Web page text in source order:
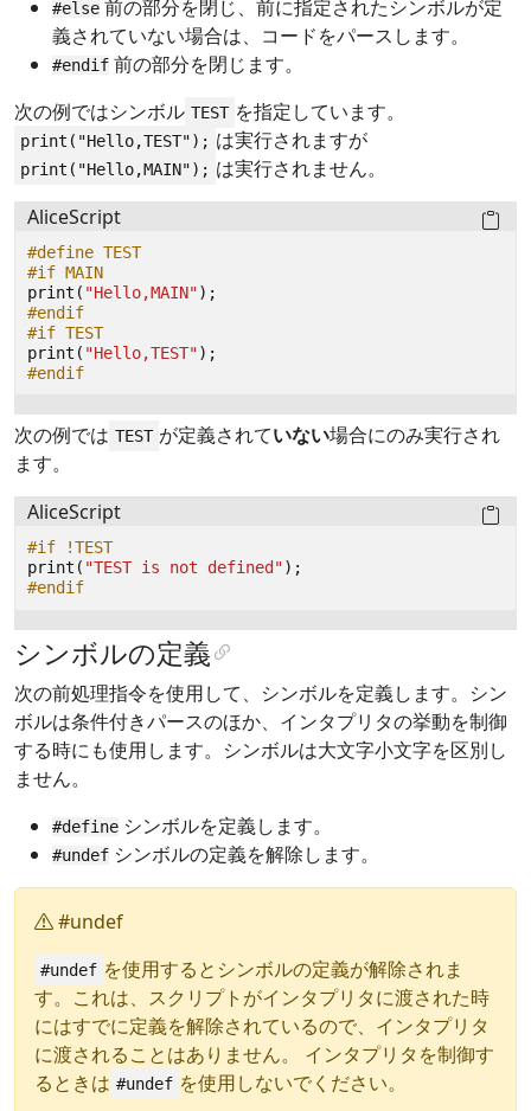
#else 前の部分を閉じ、前に指定されたシンボルが定
義されていない場合は、コードをパースします。
#endif 前の部分を閉じます。
次の例ではシンボル TEST を指定しています。
print("Hello,TEST"); は実行されますが
print("Hello,MAIN"); は実行されません。
AliceScript
#define TEST
#if MAIN
print ( "Hello,MAIN");
#endif
#if TEST
print ( "Hello,TEST");
#endif
次の例では TEST が定義されていない場合にのみ実行され
ます。
AliceScript
#if !TEST
print ( "TEST is not defined");
#endif
シンボルの定義
次の前処理指令を使用して、シンボルを定義します。シン
ボルは条件付きパースのほか、インタプリタの挙動を制御
する時にも使用します。シンボルは大文字小文字を区別し
ません。
#define シンボルを定義します。
#undef シンボルの定義を解除します。
#undef
#undef を使用するとシンボルの定義が解除されま
す。これは、スクリプトがインタプリタに渡された時
にはすでに定義を解除されているので、インタプリタ
に渡されることはありません。 インタプリタを制御す
るときは #undef を使用しないでください。